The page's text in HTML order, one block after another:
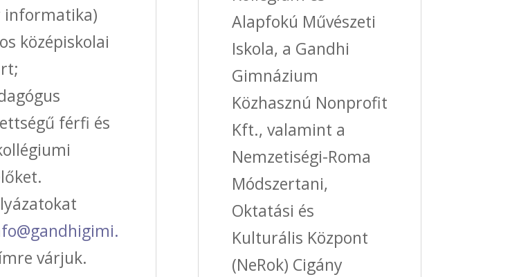
informatika)
középiskolai
férfi és
várjuk.
Alapfokú Művészeti
Iskola, a Gandhi
Gimnázium
Közhasznú Nonprofit
Kft., valamint a
Nemzetiségi-Roma
Módszertani,
Oktatási és
Kulturális Központ
(NeRok) Cigány